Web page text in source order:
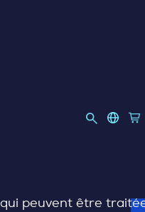
peuvent être